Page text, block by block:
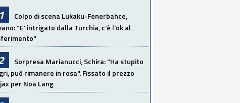
Colpo di scena Lukaku-Fenerbahce,
"E' intrigato dalla Turchia, c'è l'ok al
Sorpresa Marianucci, Schira: "Ha stupito
può rimanere in rosa". Fissato il prezzo
per Noa Lang